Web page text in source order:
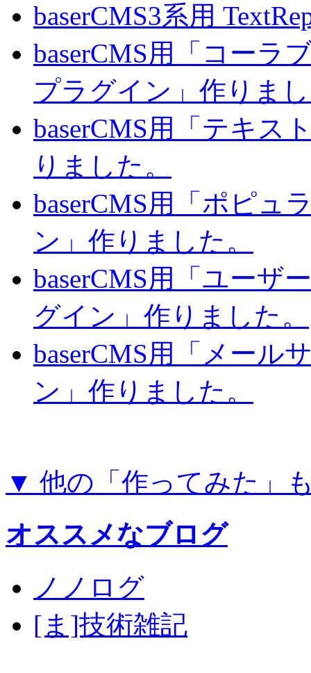
baserCMS3系用
baserCMS用「コーラ
プラグイン」作りま
baserCMS用「テキス
りました。
baserCMS用「ポピュ
ン」作りました。
baserCMS用「ユーザ
グイン」作りました。
baserCMS用「メール
ン」作りました。
▼ 他の「作ってみた」
オススメなブログ
ノノログ
[ま]技術雑記